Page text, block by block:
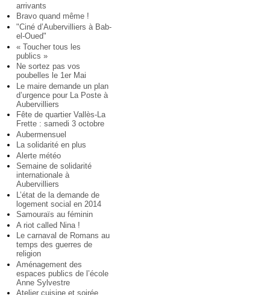
arrivants
Bravo quand même !
"Ciné d’Aubervilliers à Bab-
el-Oued"
« Toucher tous les
publics »
Ne sortez pas vos
poubelles le 1er Mai
Le maire demande un plan
d’urgence pour La Poste à
Aubervilliers
Fête de quartier Vallès-La
Frette : samedi 3 octobre
Aubermensuel
La solidarité en plus
Alerte météo
Semaine de solidarité
internationale à
Aubervilliers
L’état de la demande de
logement social en 2014
Samouraïs au féminin
A riot called Nina !
Le carnaval de Romans au
temps des guerres de
religion
Aménagement des
espaces publics de l’école
Anne Sylvestre
Atelier cuisine et soirée